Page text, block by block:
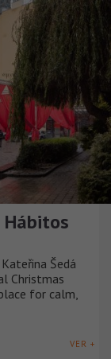
Hábitos
Šedá
Christmas
for calm,
VER +